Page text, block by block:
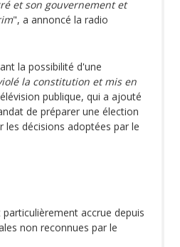
et son gouvernement et
", a annoncé la radio
la possibilité d'une
la constitution et mis en
publique, qui a ajouté
de préparer une élection
décisions adoptées par le
particulièrement accrue depuis
non reconnues par le